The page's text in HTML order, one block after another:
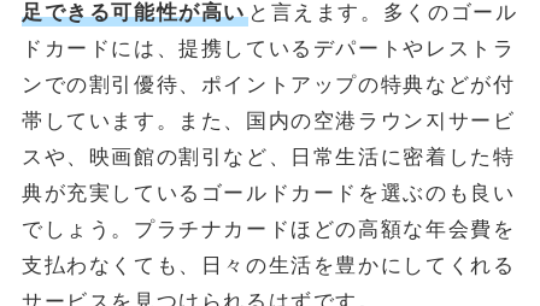
足できる可能性が高い と言えます。多くのゴール
ドカードには、提携しているデパートやレストラ
ンでの割引優待、ポイントアップの特典などが付
帯しています。また、国内の空港ラウン지サービ
スや、映画館の割引など、日常生活に密着した特
典が充実しているゴールドカードを選ぶのも良い
でしょう。プラチナカードほどの高額な年会費を
支払わなくても、日々の生活を豊かにしてくれる